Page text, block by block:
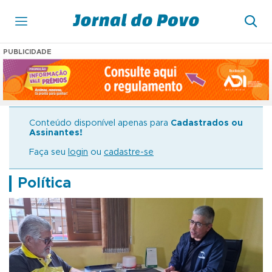
PUBLICIDADE
Conteúdo disponível apenas para Cadastrados ou
Assinantes!
Faça seu login ou cadastre-se
Política